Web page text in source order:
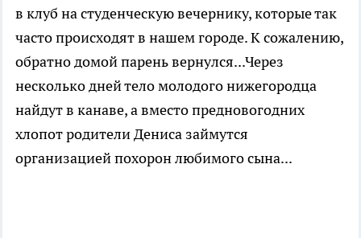
в клуб на студенческую вечернику, которые так
часто происходят в нашем городе. К сожалению,
обратно домой парень вернулся...Через
несколько дней тело молодого нижегородца
найдут в канаве, а вместо предновогодних
хлопот родители Дениса займутся
организацией похорон любимого сына...